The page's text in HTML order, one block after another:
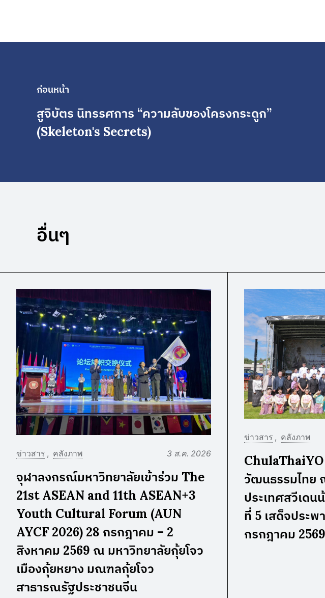
ก่อนหน้า
สูจิบัตร นิทรรศการ “ความลับของโครงกระดูก”
(Skeleton's Secrets)
อื่นๆ
ข่าวสาร คลังภาพ 3 ส.ค. 2026
จุฬาลงกรณ์มหาวิทยาลัยเข้าร่วม The
21st ASEAN and 11th ASEAN+3
Youth Cultural Forum (AUN
AYCF 2026) 28 กรกฎาคม – 2
สิงหาคม 2569 ณ มหาวิทยาลัยกุ้ยโจว
เมืองกุ้ยหยาง มณฑลกุ้ยโจว
สาธารณรัฐประชาชนจีน
ข่าวสาร คลังภาพ
วัฒนธรรมไทย
ประเทศสวีเดน
ที่ 5 เสด็จประพ
กรกฎาคม 2569